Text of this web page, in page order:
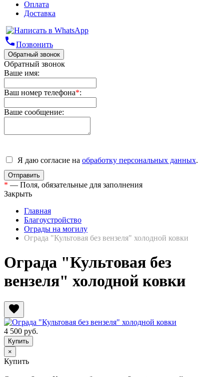
Оплата
Доставка
phoneПозвонить
Обратный звонок
Обратный звонок
Ваше имя:
Ваш номер телефона*:
Ваше сообщение:
Я даю согласие на обработку персональных данных.
* — Поля, обязательные для заполнения
Закрыть
Главная
Благоустройство
Ограды на могилу
Ограда "Культовая без вензеля" холодной ковки
Ограда "Культовая без
вензеля" холодной ковки
favorite
4 500 руб.
×
Купить